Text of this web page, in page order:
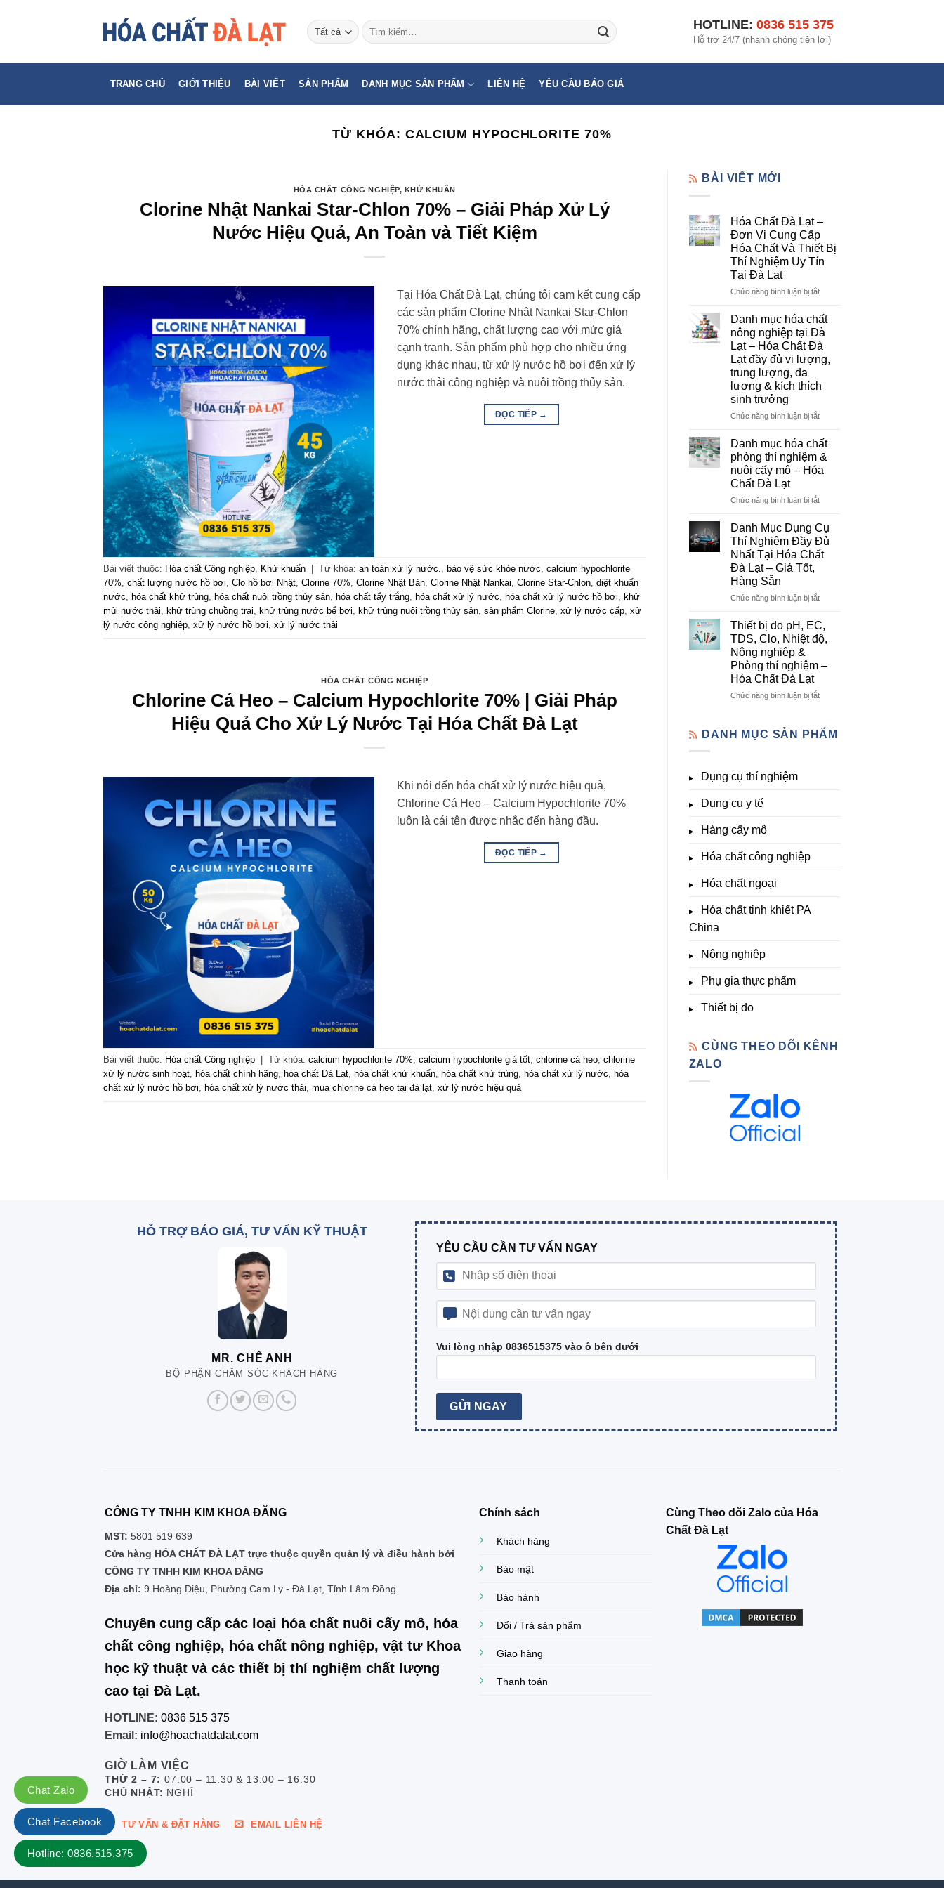
Chat Zalo
Chat Facebook
Hotline: 0836.515.375
Tìm
kiếm:
HOTLINE: 0836 515 375
Hỗ trợ 24/7 (nhanh chóng tiện lợi)
TRANG CHỦ GIỚI THIỆU BÀI VIẾT SẢN PHẨM DANH MỤC SẢN PHẨM LIÊN HỆ YÊU CẦU BÁO GIÁ
TỪ KHÓA: CALCIUM HYPOCHLORITE 70%
HÓA CHẤT CÔNG NGHIỆP, KHỬ KHUẨN
Clorine Nhật Nankai Star-Chlon 70% – Giải Pháp Xử Lý
Nước Hiệu Quả, An Toàn và Tiết Kiệm
Tại Hóa Chất Đà Lạt, chúng tôi cam kết cung cấp
các sản phẩm Clorine Nhật Nankai Star-Chlon
70% chính hãng, chất lượng cao với mức giá
cạnh tranh. Sản phẩm phù hợp cho nhiều ứng
dụng khác nhau, từ xử lý nước hồ bơi đến xử lý
nước thải công nghiệp và nuôi trồng thủy sản.
ĐỌC TIẾP →
Bài viết thuộc: Hóa chất Công nghiệp, Khử khuẩn Từ khóa: an toàn xử lý nước., bảo vệ sức khỏe nước, calcium hypochlorite
70%, chất lượng nước hồ bơi, Clo hồ bơi Nhật, Clorine 70%, Clorine Nhật Bản, Clorine Nhật Nankai, Clorine Star-Chlon, diệt khuẩn
nước, hóa chất khử trùng, hóa chất nuôi trồng thủy sản, hóa chất tẩy trắng, hóa chất xử lý nước, hóa chất xử lý nước hồ bơi, khử
mùi nước thải, khử trùng chuồng trại, khử trùng nước bể bơi, khử trùng nuôi trồng thủy sản, sản phẩm Clorine, xử lý nước cấp, xử
lý nước công nghiệp, xử lý nước hồ bơi, xử lý nước thải
HÓA CHẤT CÔNG NGHIỆP
Chlorine Cá Heo – Calcium Hypochlorite 70% | Giải Pháp
Hiệu Quả Cho Xử Lý Nước Tại Hóa Chất Đà Lạt
Khi nói đến hóa chất xử lý nước hiệu quả,
Chlorine Cá Heo – Calcium Hypochlorite 70%
luôn là cái tên được nhắc đến hàng đầu.
ĐỌC TIẾP →
Bài viết thuộc: Hóa chất Công nghiệp Từ khóa: calcium hypochlorite 70%, calcium hypochlorite giá tốt, chlorine cá heo, chlorine
xử lý nước sinh hoạt, hóa chất chính hãng, hóa chất Đà Lạt, hóa chất khử khuẩn, hóa chất khử trùng, hóa chất xử lý nước, hóa
chất xử lý nước hồ bơi, hóa chất xử lý nước thải, mua chlorine cá heo tại đà lạt, xử lý nước hiệu quả
BÀI VIẾT MỚI
Hóa Chất Đà Lạt –
Đơn Vị Cung Cấp
Hóa Chất Và Thiết Bị
Thí Nghiệm Uy Tín
Tại Đà Lạt
Chức năng bình luận bị tắtở
Chất
Đà
Lạt
–
Đơn
Cung
Thiết
Bị
Thí
Tín
Đà
Lạt
Danh mục hóa chất
nông nghiệp tại Đà
Lạt – Hóa Chất Đà
Lạt đầy đủ vi lượng,
trung lượng, đa
lượng & kích thích
sinh trưởng
Chức năng bình luận bị tắtở
mục
chất
nông
tại
Lạt
–
Hóa
Chất
đầy
lượng,
trung
đa
sinh
trưởng
Danh mục hóa chất
phòng thí nghiệm &
nuôi cấy mô – Hóa
Chất Đà Lạt
Chức năng bình luận bị tắtở
mục
hóa
chất
phòng
&
mô
–
Chất
Danh Mục Dụng Cụ
Thí Nghiệm Đầy Đủ
Nhất Tại Hóa Chất
Đà Lạt – Giá Tốt,
Hàng Sẵn
Chức năng bình luận bị tắtở
Mục
Dụng
Cụ
Nghiệm
Đủ
Hóa
Chất
Thiết bị đo pH, EC,
TDS, Clo, Nhiệt độ,
Nông nghiệp &
Phòng thí nghiệm –
Hóa Chất Đà Lạt
Chức năng bình luận bị tắtở
đo
DANH MỤC SẢN PHẨM
Dụng cụ thí nghiệm
Dụng cụ y tế
Hàng cấy mô
Hóa chất công nghiệp
Hóa chất ngoại
Hóa chất tinh khiết PA
China
Nông nghiệp
Phụ gia thực phẩm
Thiết bị đo
CÙNG THEO DÕI KÊNH
ZALO
HỖ TRỢ BÁO GIÁ, TƯ VẤN KỸ THUẬT
MR. CHẾ ANH
BỘ PHẬN CHĂM SÓC KHÁCH HÀNG
YÊU CẦU CẦN TƯ VẤN NGAY
Vui lòng nhập 0836515375 vào ô bên dưới
CÔNG TY TNHH KIM KHOA ĐĂNG
MST: 5801 519 639
Cửa hàng HÓA CHẤT ĐÀ LẠT trực thuộc quyền quản lý và điều hành bởi
CÔNG TY TNHH KIM KHOA ĐĂNG
Địa chỉ: 9 Hoàng Diệu, Phường Cam Ly - Đà Lạt, Tỉnh Lâm Đồng
Chuyên cung cấp các loại hóa chất nuôi cấy mô, hóa
chất công nghiệp, hóa chất nông nghiệp, vật tư Khoa
học kỹ thuật và các thiết bị thí nghiệm chất lượng
cao tại Đà Lạt.
HOTLINE: 0836 515 375
Email: info@hoachatdalat.com
GIỜ LÀM VIỆC
THỨ 2 – 7:07:00 – 11:30 & 13:00 – 16:30
CHỦ NHẬT: NGHỈ
TƯ VẤN & ĐẶT HÀNG EMAIL LIÊN HỆ
Chính sách
Khách hàng
Bảo mật
Bảo hành
Đổi / Trả sản phẩm
Giao hàng
Thanh toán
Cùng Theo dõi Zalo của Hóa
Chất Đà Lạt